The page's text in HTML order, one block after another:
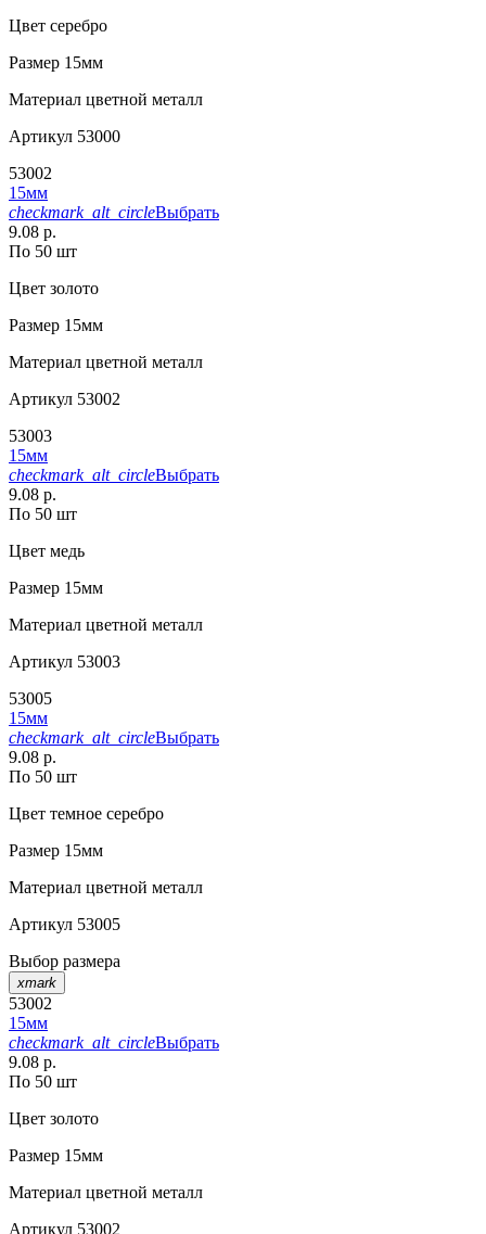
Цвет серебро
Размер 15мм
Материал цветной металл
Артикул 53000
53002
15мм
checkmark_alt_circleВыбрать
9.08 р.
По 50 шт
Цвет золото
Размер 15мм
Материал цветной металл
Артикул 53002
53003
15мм
checkmark_alt_circleВыбрать
9.08 р.
По 50 шт
Цвет медь
Размер 15мм
Материал цветной металл
Артикул 53003
53005
15мм
checkmark_alt_circleВыбрать
9.08 р.
По 50 шт
Цвет темное серебро
Размер 15мм
Материал цветной металл
Артикул 53005
Выбор размера
xmark
53002
15мм
checkmark_alt_circleВыбрать
9.08 р.
По 50 шт
Цвет золото
Размер 15мм
Материал цветной металл
Артикул 53002